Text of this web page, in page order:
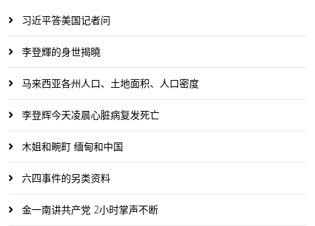
习近平答美国记者问
李登輝的身世揭曉
马来西亚各州人口、土地面积、人口密度
李登辉今天凌晨心脏病复发死亡
木姐和畹町 缅甸和中国
六四事件的另类资料
金一南讲共产党 2小时掌声不断